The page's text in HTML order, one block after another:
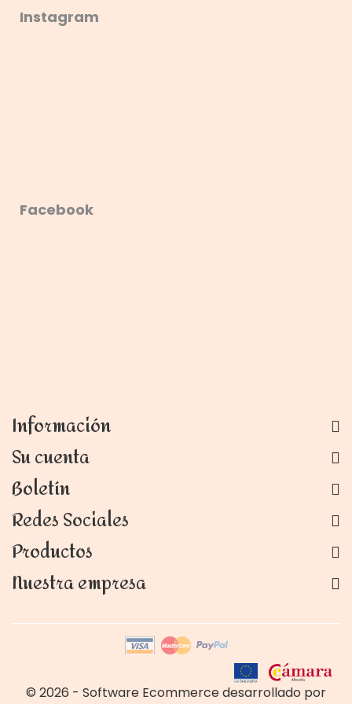
Instagram
Facebook
Información
Su cuenta
Boletín
Redes Sociales
Productos
Nuestra empresa
© 2026 - Software Ecommerce desarrollado por